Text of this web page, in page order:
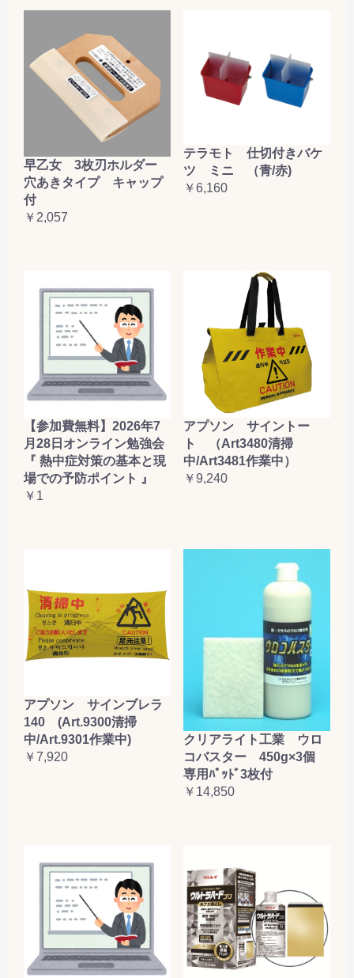
早乙女 3枚刃ホルダー
穴あきタイプ キャップ
付
￥2,057
テラモト 仕切付きバケ
ツ ミニ （青/赤)
￥6,160
【参加費無料】2026年7
月28日オンライン勉強会
『 熱中症対策の基本と現
場での予防ポイント 』
￥1
アプソン サイントー
ト （Art3480清掃
中/Art3481作業中）
￥9,240
アプソン サインブレラ
140 (Art.9300清掃
中/Art.9301作業中)
￥7,920
クリアライト工業 ウロ
コバスター 450g×3個
専用ﾊﾟｯﾄﾞ3枚付
￥14,850